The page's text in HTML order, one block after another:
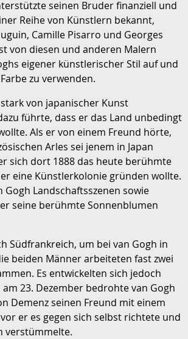
seinen Bruder finanziell und
Reihe von Künstlern bekannt,
Camille Pisarro und Georges
von diesen und anderen Malern
eigener künstlerischer Stil auf und
zu verwenden.
von japanischer Kunst
führte, dass er das Land unbedingt
Als er von einem Freund hörte,
Arles sei jenem in Japan
sich dort 1888 das heute berühmte
er eine Künstlerkolonie gründen wollte.
Gogh Landschaftsszenen sowie
seine berühmte Sonnenblumen
Südfrankreich, um bei van Gogh in
beiden Männer arbeiteten fast zwei
Es entwickelten sich jedoch
23. Dezember bedrohte van Gogh
Demenz seinen Freund mit einem
er es gegen sich selbst richtete und
verstümmelte.